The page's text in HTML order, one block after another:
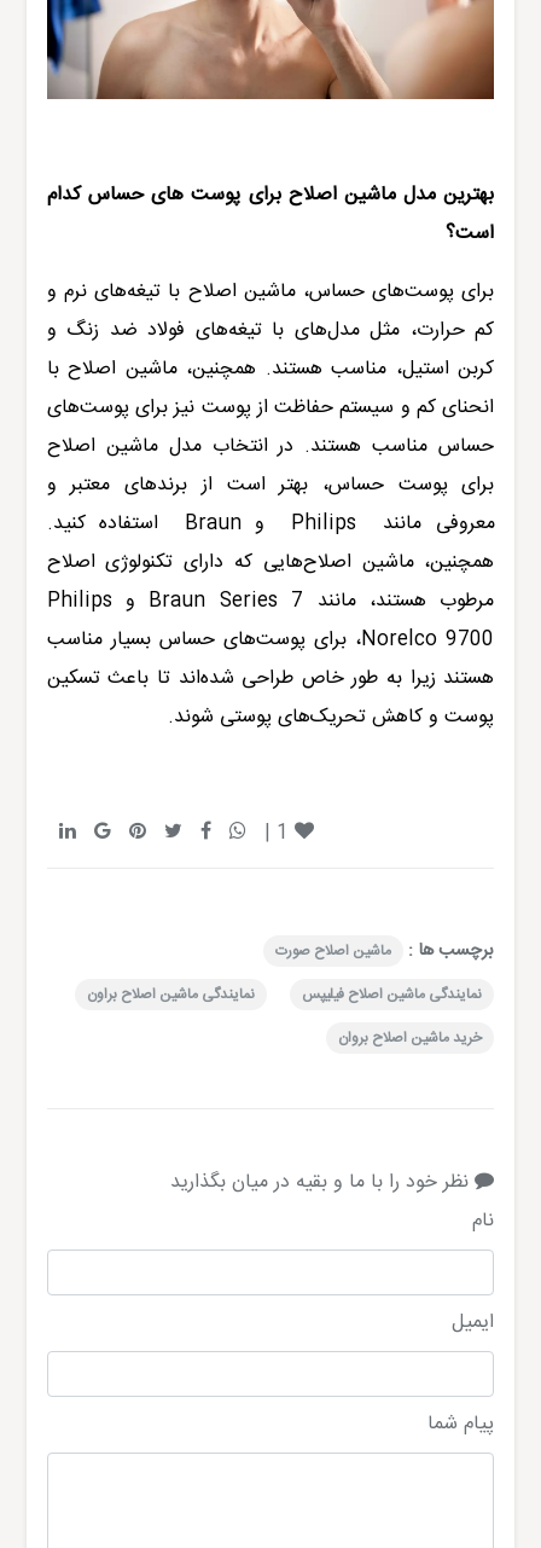
بهترین مدل ماشین اصلاح برای پوست های حساس کدام
است؟
برای پوست‌های حساس، ماشین اصلاح با تیغه‌های نرم و
کم حرارت، مثل مدل‌های با تیغه‌های فولاد ضد زنگ و
کربن استیل، مناسب هستند. همچنین، ماشین اصلاح با
انحنای کم و سیستم حفاظت از پوست نیز برای پوست‌های
حساس مناسب هستند. در انتخاب مدل ماشین اصلاح
برای پوست حساس، بهتر است از برندهای معتبر و
معروفی مانند
Philips
استفاده کنید.
همچنین، ماشین اصلاح‌هایی که دارای تکنولوژی اصلاح
مرطوب هستند، مانند
Braun Series 7 و Philips
Norelco 9700، برای پوست‌های حساس بسیار مناسب
هستند زیرا به طور خاص طراحی شده‌اند تا باعث تسکین
پوست و کاهش تحریک‌های پوستی شوند.
1
|
برچسب ها :
ماشین اصلاح صورت
نمایندگی ماشین اصلاح فیلیپس
نمایندگی ماشین اصلاح براون
خرید ماشین اصلاح بروان
نظر خود را با ما و بقیه در میان بگذارید
نام
ایمیل
پیام شما